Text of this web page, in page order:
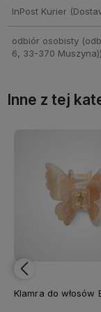
InPost Kurier
odbiór osobisty
6, 33-370 Muszyna))
Inne z tej
Klamerki Burgundy